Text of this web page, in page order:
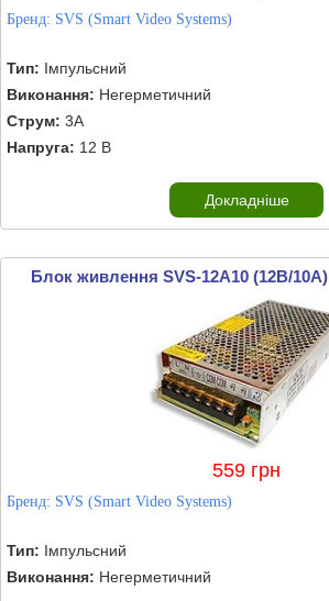
Бренд: SVS (Smart Video Systems)
Тип: Імпульсний
Виконання: Негерметичний
Струм: 3А
Напруга: 12 В
Докладніше
Блок живлення SVS-12A10 (12В/10А)
559 грн
Бренд: SVS (Smart Video Systems)
Тип: Імпульсний
Виконання: Негерметичний